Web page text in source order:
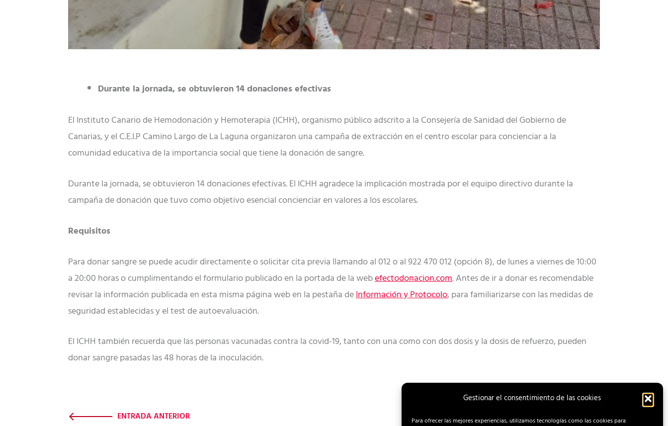
Gestionar el consentimiento de las cookies
Para ofrecer las mejores experiencias, utilizamos tecnologías como las cookies para
Durante la jornada, se obtuvieron 14 donaciones efectivas
El Instituto Canario de Hemodonación y Hemoterapia (ICHH), organismo público adscrito a la Consejería de Sanidad del Gobierno de
Canarias, y el C.E.I.P Camino Largo de La Laguna organizaron una campaña de extracción en el centro escolar para concienciar a la
comunidad educativa de la importancia social que tiene la donación de sangre.
Durante la jornada, se obtuvieron 14 donaciones efectivas. El ICHH agradece la implicación mostrada por el equipo directivo durante la
campaña de donación que tuvo como objetivo esencial concienciar en valores a los escolares.
Requisitos
Para donar sangre se puede acudir directamente o solicitar cita previa llamando al 012 o al 922 470 012 (opción 8), de lunes a viernes de 10:00
a 20:00 horas o cumplimentando el formulario publicado en la portada de la webefectodonacion.com. Antes de ir a donar es recomendable
revisar la información publicada en esta misma página web en la pestaña deInformación y Protocolo, para familiarizarse con las medidas de
seguridad establecidas y el test de autoevaluación.
El ICHH también recuerda que las personas vacunadas contra la covid-19, tanto con una como con dos dosis y la dosis de refuerzo, pueden
donar sangre pasadas las 48 horas de la inoculación.
ENTRADA ANTERIOR